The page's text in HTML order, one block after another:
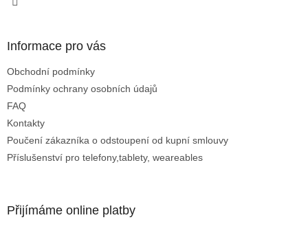
Informace pro vás
Obchodní podmínky
Podmínky ochrany osobních údajů
FAQ
Kontakty
Poučení zákazníka o odstoupení od kupní smlouvy
Příslušenství pro telefony,tablety, weareables
Přijímáme online platby